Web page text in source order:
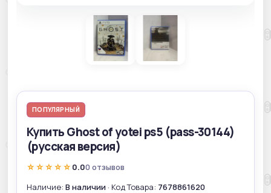
ПОПУЛЯРНЫЙ
Купить Ghost of yotei ps5 (pass-30144)
(русская версия)
☆☆☆☆☆ 0.00 отзывов
Наличие: В наличии · Код Товара: 7678861620